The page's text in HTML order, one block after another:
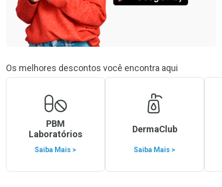
Os melhores descontos você encontra aqui
PBM
Laboratórios
Saiba Mais >
DermaClub
Saiba Mais >